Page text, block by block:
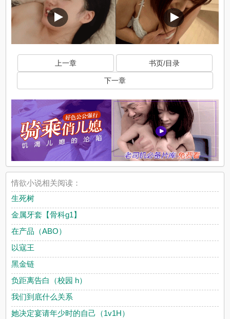
上一章 书页/目录
下一章
情欲小说相关阅读：
生死树
金属牙套【骨科g1】
在产品（ABO）
以寇王
黑金链
负距离告白（校园 h）
我们到底什么关系
她决定宴请年少时的自己（1v1H）